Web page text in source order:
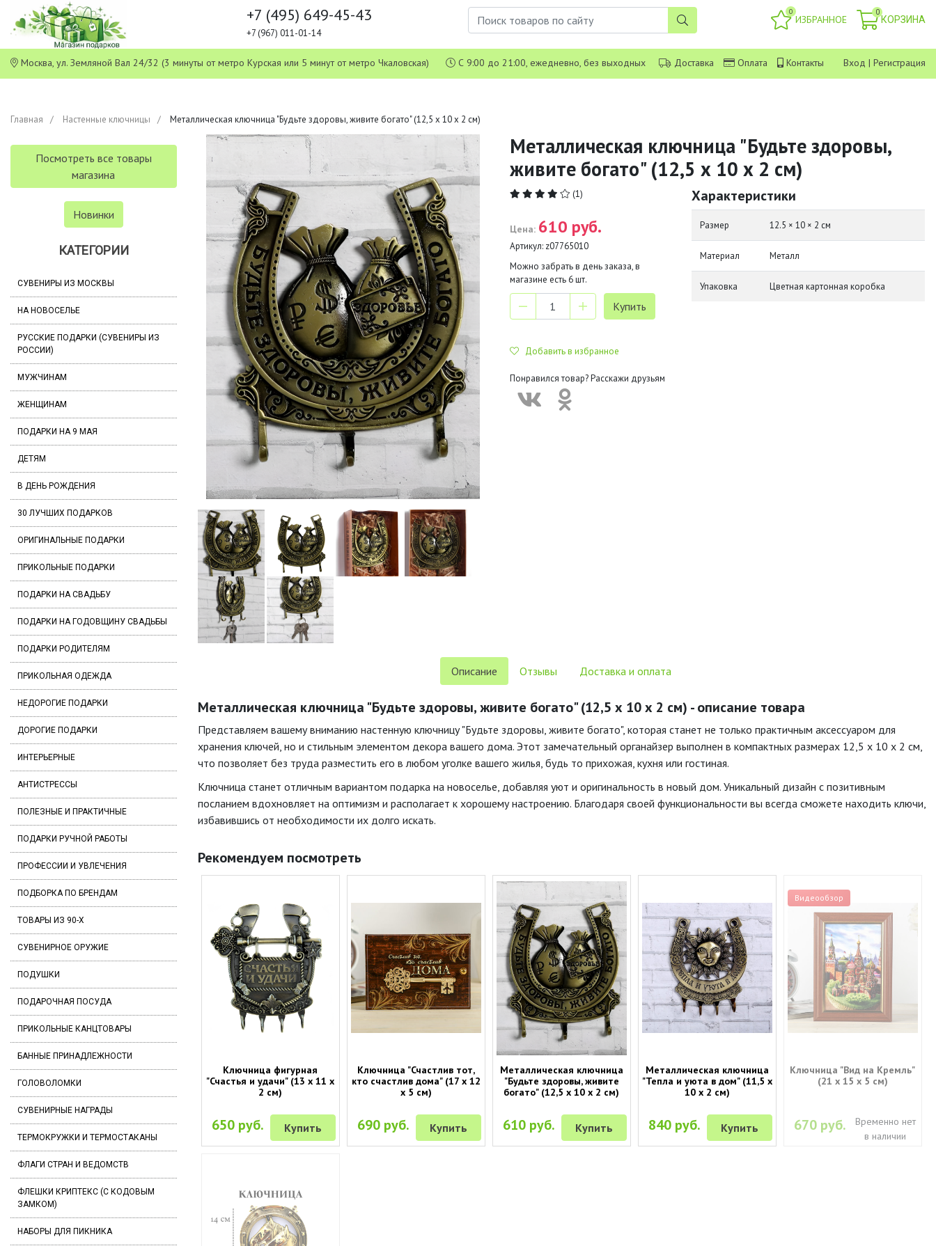
+7 (495) 649-45-43
+7 (967) 011-01-14
0
ИЗБРАННОЕ
0
КОРЗИНА
Москва, ул. Земляной Вал 24/32 (3 минуты от метро Курская или 5 минут от метро Чкаловская) С 9:00 до 21:00, ежедневно, без выходных Доставка Оплата Контакты Вход | Регистрация
Главная Настенные ключницы Металлическая ключница "Будьте здоровы, живите богато" (12,5 х 10 х 2 см)
Посмотреть все товары
магазина
Новинки
КАТЕГОРИИ
СУВЕНИРЫ ИЗ МОСКВЫ
НА НОВОСЕЛЬЕ
РУССКИЕ ПОДАРКИ (СУВЕНИРЫ ИЗ
РОССИИ)
МУЖЧИНАМ
ЖЕНЩИНАМ
ПОДАРКИ НА 9 МАЯ
ДЕТЯМ
В ДЕНЬ РОЖДЕНИЯ
30 ЛУЧШИХ ПОДАРКОВ
ОРИГИНАЛЬНЫЕ ПОДАРКИ
ПРИКОЛЬНЫЕ ПОДАРКИ
ПОДАРКИ НА СВАДЬБУ
ПОДАРКИ НА ГОДОВЩИНУ СВАДЬБЫ
ПОДАРКИ РОДИТЕЛЯМ
ПРИКОЛЬНАЯ ОДЕЖДА
НЕДОРОГИЕ ПОДАРКИ
ДОРОГИЕ ПОДАРКИ
ИНТЕРЬЕРНЫЕ
АНТИСТРЕССЫ
ПОЛЕЗНЫЕ И ПРАКТИЧНЫЕ
ПОДАРКИ РУЧНОЙ РАБОТЫ
ПРОФЕССИИ И УВЛЕЧЕНИЯ
ПОДБОРКА ПО БРЕНДАМ
ТОВАРЫ ИЗ 90-Х
СУВЕНИРНОЕ ОРУЖИЕ
ПОДУШКИ
ПОДАРОЧНАЯ ПОСУДА
ПРИКОЛЬНЫЕ КАНЦТОВАРЫ
БАННЫЕ ПРИНАДЛЕЖНОСТИ
ГОЛОВОЛОМКИ
СУВЕНИРНЫЕ НАГРАДЫ
ТЕРМОКРУЖКИ И ТЕРМОСТАКАНЫ
ФЛАГИ СТРАН И ВЕДОМСТВ
ФЛЕШКИ КРИПТЕКС (С КОДОВЫМ
ЗАМКОМ)
НАБОРЫ ДЛЯ ПИКНИКА
Металлическая ключница "Будьте здоровы,
живите богато" (12,5 х 10 х 2 см)
(1)
Цена: 610 руб.
Артикул: z07765010
Можно забрать в день заказа, в
магазине есть 6шт.
Добавить в избранное
Понравился товар? Расскажи друзьям
Характеристики
Размер 12.5 × 10 × 2 см
Материал Металл
Упаковка Цветная картонная коробка
Описание Отзывы Доставка и оплата
Металлическая ключница "Будьте здоровы, живите богато" (12,5 х 10 х 2 см) - описание товара
Представляем вашему вниманию настенную ключницу "Будьте здоровы, живите богато", которая станет не только практичным аксессуаром для
хранения ключей, но и стильным элементом декора вашего дома. Этот замечательный органайзер выполнен в компактных размерах 12,5 х 10 х 2 см,
что позволяет без труда разместить его в любом уголке вашего жилья, будь то прихожая, кухня или гостиная.
Ключница станет отличным вариантом подарка на новоселье, добавляя уют и оригинальность в новый дом. Уникальный дизайн с позитивным
посланием вдохновляет на оптимизм и располагает к хорошему настроению. Благодаря своей функциональности вы всегда сможете находить ключи,
избавившись от необходимости их долго искать.
Рекомендуем посмотреть
Ключница фигурная
"Счастья и удачи" (13 х 11 х
2 см)
650 руб. Купить
Ключница "Счастлив тот,
кто счастлив дома" (17 х 12
х 5 см)
690 руб. Купить
Металлическая ключница
"Будьте здоровы, живите
богато" (12,5 х 10 х 2 см)
610 руб. Купить
Металлическая ключница
"Тепла и уюта в дом" (11,5 х
10 х 2 см)
840 руб. Купить
Видеообзор
Ключница "Вид на Кремль"
(21 х 15 х 5 см)
670 руб.
Временно нет
в наличии